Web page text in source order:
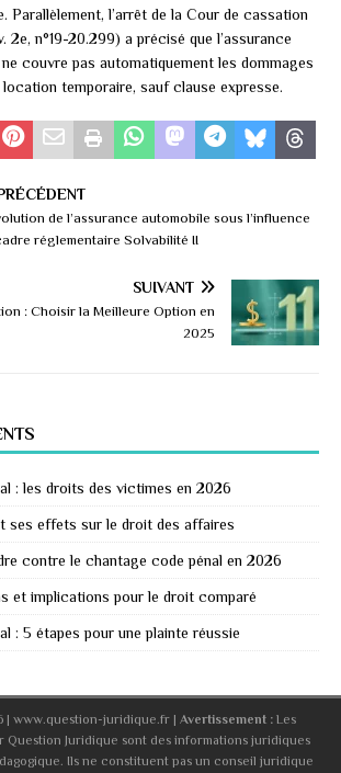
Parallèlement, l’arrêt de la Cour de cassation
2e, n°19-20.299) a précisé que l’assurance
couvre pas automatiquement les dommages
location temporaire, sauf clause expresse.
de l’assurance automobile sous l’influence
réglementaire Solvabilité II
SUIVANT
: Choisir la Meilleure Option en
2025
: les droits des victimes en 2026
ses effets sur le droit des affaires
contre le chantage code pénal en 2026
et implications pour le droit comparé
: 5 étapes pour une plainte réussie
| www.question-juridique.fr | Avertissement :Les
Question Juridique sont des informations juridiques
Ils ne constituent pas un conseil juridique